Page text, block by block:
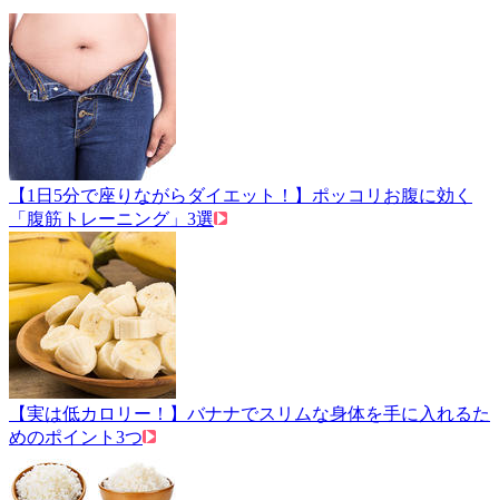
【1日5分で座りながらダイエット！】ポッコリお腹に効く
「腹筋トレーニング」3選
【実は低カロリー！】バナナでスリムな身体を手に入れるた
めのポイント3つ